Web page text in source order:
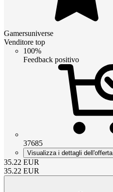
Gamersuniverse
Venditore top
100%
Feedback positivo
37685
Visualizza i dettagli dell'offerta
35.22 EUR
35.22 EUR